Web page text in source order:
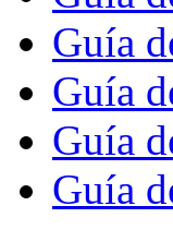
Guía
Guía
Guía
Guía